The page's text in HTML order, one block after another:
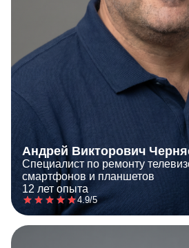
Андрей Викторович
Специалист по ремонту
смартфонов и планшетов
12 лет опыта
4.9/5